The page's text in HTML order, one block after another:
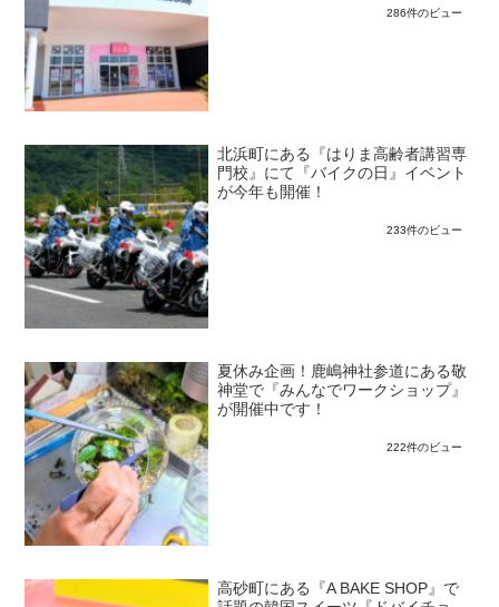
286件のビュー
北浜町にある『はりま高齢者講習専
門校』にて『バイクの日』イベント
が今年も開催！
233件のビュー
夏休み企画！鹿嶋神社参道にある敬
神堂で『みんなでワークショップ』
が開催中です！
222件のビュー
高砂町にある『A BAKE SHOP』で